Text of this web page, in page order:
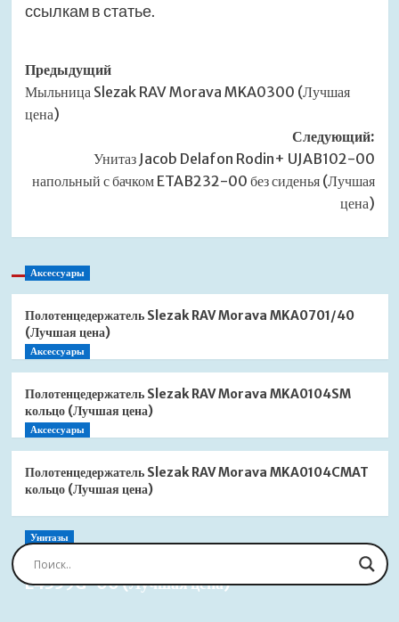
ссылкам в статье.
Навигация
записи
Предыдущий
Мыльница Slezak RAV Morava MKA0300 (Лучшая
цена)
Следующий:
Унитаз Jacob Delafon Rodin+ UJAB102-00
напольный с бачком ETAB232-00 без сиденья (Лучшая
цена)
Аксессуары
Полотенцедержатель Slezak RAV Morava MKA0701/40
(Лучшая цена)
Аксессуары
Полотенцедержатель Slezak RAV Morava MKA0104SM
кольцо (Лучшая цена)
Аксессуары
Полотенцедержатель Slezak RAV Morava MKA0104CMAT
кольцо (Лучшая цена)
Унитазы
Сиденье для унитаза Jacob Delafon Brive
E4359G-00 (Лучшая цена)